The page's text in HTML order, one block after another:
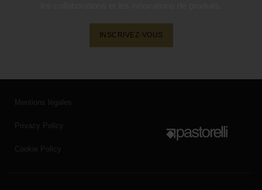
INSCRIVEZ-VOUS
Mentions légales
Privacy Policy
Cookie Policy